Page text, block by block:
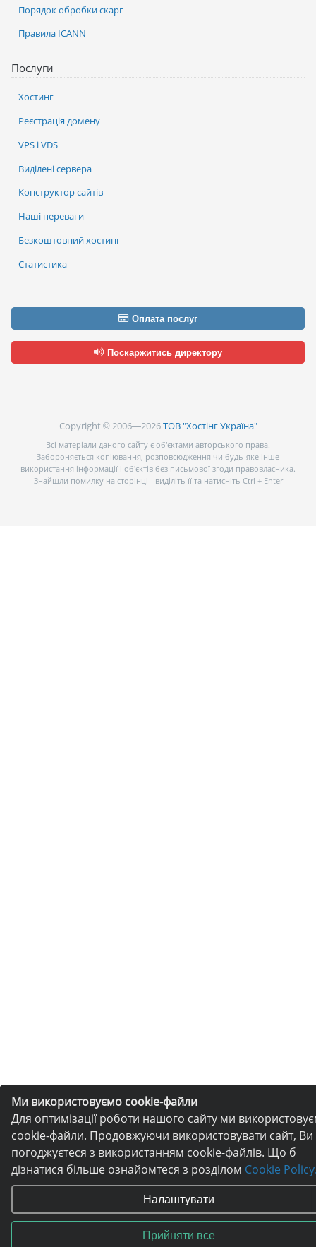
Ми використовуємо cookie-файли
Для оптимізації роботи нашого сайту ми
cookie-файли. Продовжуючи використовувати сайт, Ви
погоджуєтеся з використанням cookie-файлів. Що б
дізнатися більше ознайомтеся з розділом Cookie
Налаштувати
Прийняти все
Послуги
Хостинг
Реєстрація домену
VPS і VDS
Виділені сервера
Конструктор сайтів
Наші переваги
Безкоштовний хостинг
Статистика
Порядок обробки скарг
Правила ICANN
Оплата послуг
Поскаржитись директору
Copyright © 2006—2026ТОВ "Хостінг Україна"
Всі матеріали даного сайту є об’єктами авторського права.
Забороняється копіювання, розповсюдження чи будь-яке інше
використання інформації і об’єктів без письмової згоди правовласника.
Знайшли помилку на сторінці - виділіть її та натисніть Ctrl + Enter